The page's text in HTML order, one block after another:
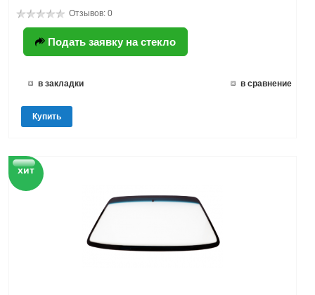
Отзывов: 0
Подать заявку на стекло
в закладки в сравнение
Купить
хит